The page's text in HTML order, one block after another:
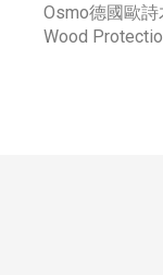
Osmo德國歐
Wood